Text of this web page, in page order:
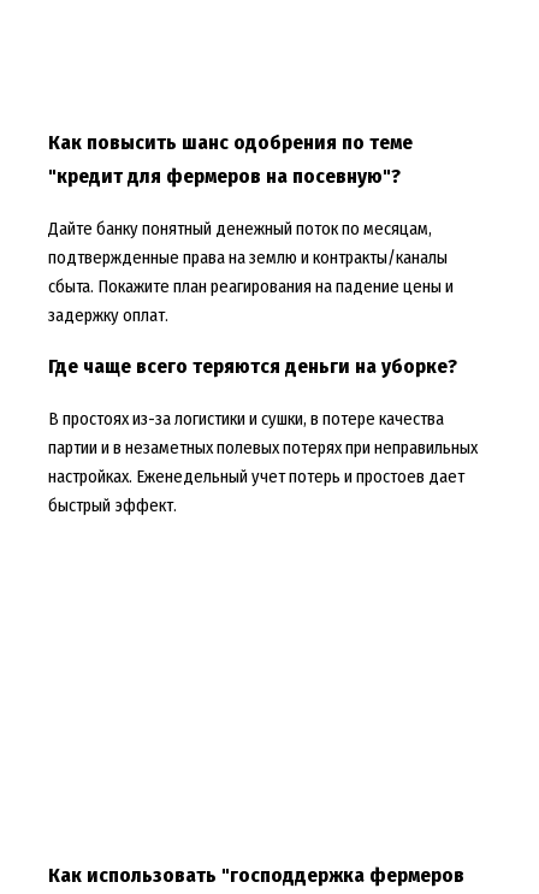
Как повысить шанс одобрения по теме
"кредит для фермеров на посевную"?
Дайте банку понятный денежный поток по месяцам,
подтвержденные права на землю и контракты/каналы
сбыта. Покажите план реагирования на падение цены и
задержку оплат.
Где чаще всего теряются деньги на уборке?
В простоях из-за логистики и сушки, в потере качества
партии и в незаметных полевых потерях при неправильных
настройках. Еженедельный учет потерь и простоев дает
быстрый эффект.
Как использовать "господдержка фермеров